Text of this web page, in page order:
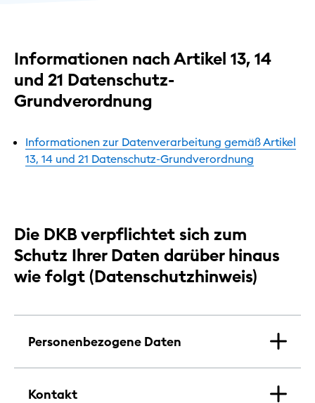
Informationen nach Artikel 13, 14
und 21 Datenschutz-
Grundverordnung
Informationen zur Datenverarbeitung gemäß Artikel
13, 14 und 21 Datenschutz-Grundverordnung
Die DKB verpflichtet sich zum
Schutz Ihrer Daten darüber hinaus
wie folgt (Datenschutzhinweis)
Personenbezogene Daten
Kontakt